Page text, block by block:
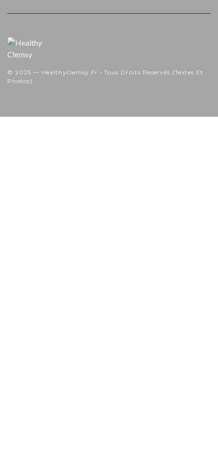
© 2025 — Healthyclemsy.fr • Tous Droits Réservés (textes Et
Photos)